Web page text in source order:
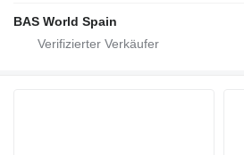
BAS World Spain